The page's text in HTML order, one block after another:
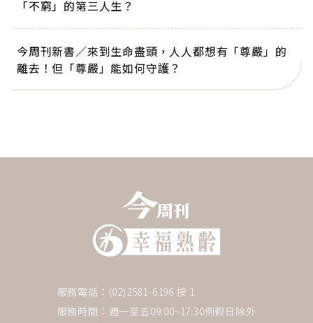
「不窮」的第三人生？
今周刊新書／來到生命盡頭，人人都想有「尊嚴」的
離去！但「尊嚴」能如何守護？
服務電話：(02)2581-6196 按 1
服務時間：週一至五09:00~17:30例假日除外